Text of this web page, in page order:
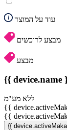
עוד על המוצר
מבצע לרוכשים
מבצע
{{ device.name
ללא מע"מ
{{
{{
{{